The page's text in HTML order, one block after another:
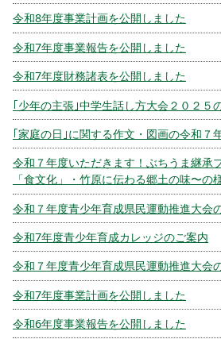
令和8年度事業計画を公開しました
令和7年度事業報告を公開しました
令和7年度財務諸表を公開しました
｢少年の主張｣中学生話し方大会２０２５
｢家庭の日｣に関する作文・図画の令和７
令和７年度いただきます！ぶちうま継承
「食文化」・竹原に伝わる郷土の味〜の
令和７年度青少年育成県民運動推進大会
令和7年度青少年育成カレッジのご案内
令和７年度青少年育成県民運動推進大会
令和7年度事業計画を公開しました
令和6年度事業報告を公開しました